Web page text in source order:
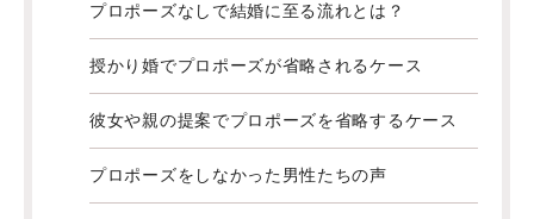
プロポーズなしで結婚に至る流れとは？
授かり婚でプロポーズが省略されるケース
彼女や親の提案でプロポーズを省略するケース
プロポーズをしなかった男性たちの声